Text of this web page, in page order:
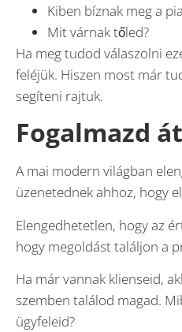
Kiben bíznak meg a
Mit várnak tőled?
Ha meg tudod válaszolni
feléjük. Hiszen most már
segíteni rajtuk.
Fogalmazd
A mai modern világban
üzenetednek ahhoz, hogy
Elengedhetetlen, hogy az
hogy megoldást találjon a
Ha már vannak klienseid,
szemben találod magad.
ügyfeleid?